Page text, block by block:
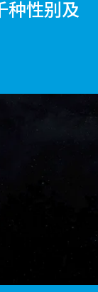
种性别及